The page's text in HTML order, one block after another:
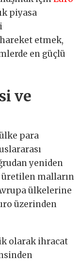
piyasa
etmek,
en güçlü
ve
para
yeniden
malların
ülkelerine
üzerinden
olarak ihracat